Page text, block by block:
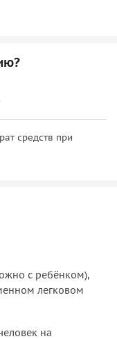
средств при
с ребёнком),
легковом
на